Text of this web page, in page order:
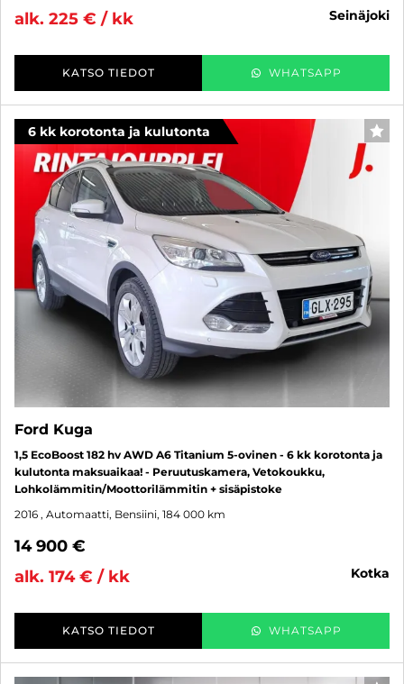
alk. 225 € / kk
seinäjoki
KATSO TIEDOT WHATSAPP
6 kk korotonta ja kulutonta
Ford Kuga
1,5 EcoBoost 182 hv AWD A6 Titanium 5-ovinen - 6 kk korotonta ja
kulutonta maksuaikaa! - Peruutuskamera, Vetokoukku,
Lohkolämmitin/Moottorilämmitin + sisäpistoke
2016 , Automaatti, Bensiini, 184 000 km
14 900 €
alk. 174 € / kk
kotka
KATSO TIEDOT WHATSAPP